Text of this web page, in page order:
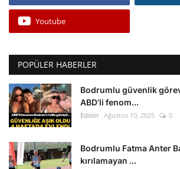
Youtube
POPÜLER HABERLER
Bodrumlu güvenlik
ABD’li fenom...
Editör Ağustos 10, 2025 0
Bodrumlu Fatma Anter
kırılamayan ...